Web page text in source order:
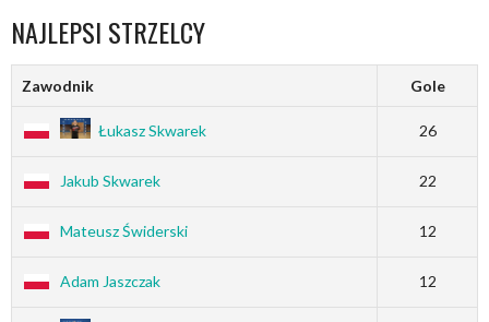
NAJLEPSI STRZELCY
Zawodnik Gole
Łukasz Skwarek 26
Jakub Skwarek 22
Mateusz Świderski 12
Adam Jaszczak 12